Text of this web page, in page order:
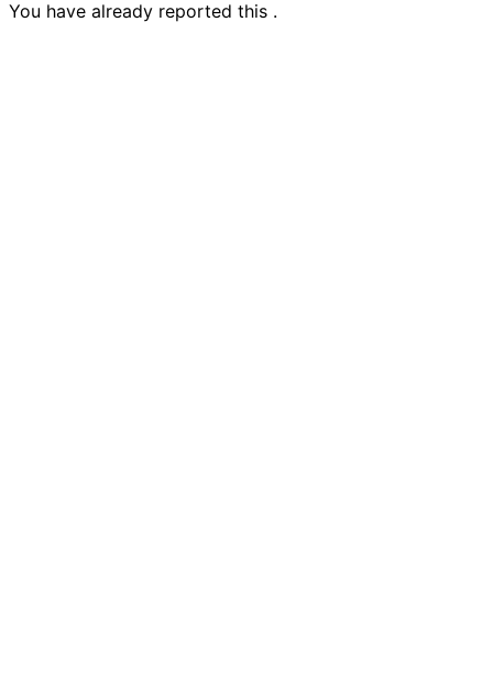
You have already reported this .